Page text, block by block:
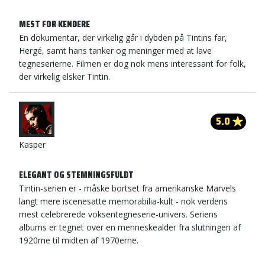
MEST FOR KENDERE
En dokumentar, der virkelig går i dybden på Tintins far,
Hergé, samt hans tanker og meninger med at lave
tegneserierne. Filmen er dog nok mens interessant for folk,
der virkelig elsker Tintin.
Kasper
5.0
ELEGANT OG STEMNINGSFULDT
Tintin-serien er - måske bortset fra amerikanske Marvels
langt mere iscenesatte memorabilia-kult - nok verdens
mest celebrerede voksentegneserie-univers. Seriens
albums er tegnet over en menneskealder fra slutningen af
1920rne til midten af 1970erne.